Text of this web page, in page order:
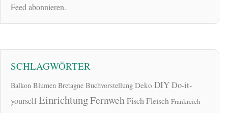
Feed abonnieren.
SCHLAGWÖRTER
Balkon Blumen Bretagne Buchvorstellung Deko DIYDo-it-
yourselfEinrichtungFernwehFischFleisch Frankreich